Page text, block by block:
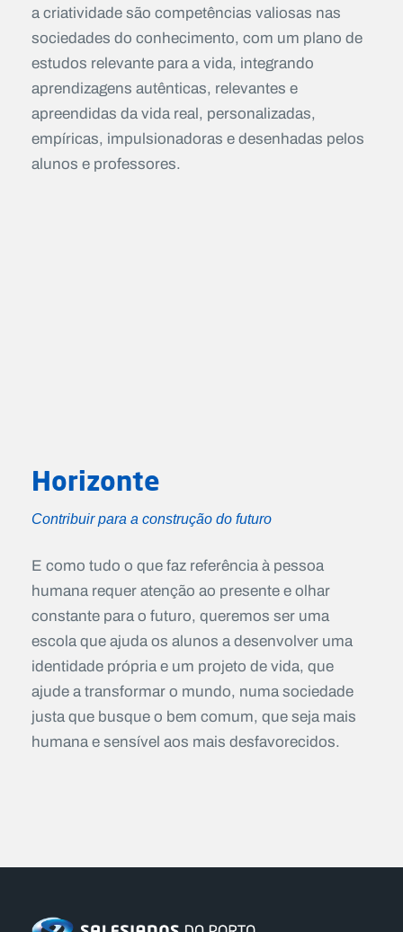
a criatividade são competências valiosas nas
sociedades do conhecimento, com um plano de
estudos relevante para a vida, integrando
aprendizagens autênticas, relevantes e
apreendidas da vida real, personalizadas,
empíricas, impulsionadoras e desenhadas pelos
alunos e professores.
Horizonte
Contribuir para a construção do futuro
E como tudo o que faz referência à pessoa
humana requer atenção ao presente e olhar
constante para o futuro, queremos ser uma
escola que ajuda os alunos a desenvolver uma
identidade própria e um projeto de vida, que
ajude a transformar o mundo, numa sociedade
justa que busque o bem comum, que seja mais
humana e sensível aos mais desfavorecidos.